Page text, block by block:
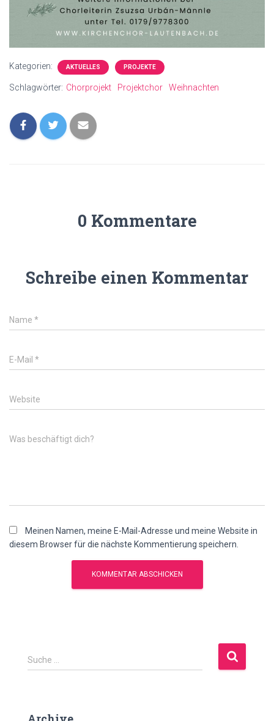
Kategorien: AKTUELLES PROJEKTE
Schlagwörter: Chorprojekt Projektchor Weihnachten
0 Kommentare
Schreibe einen Kommentar
Name *
E-Mail *
Website
Was beschäftigt dich?
Meinen Namen, meine E-Mail-Adresse und meine Website in
diesem Browser für die nächste Kommentierung speichern.
S
u
Suche …